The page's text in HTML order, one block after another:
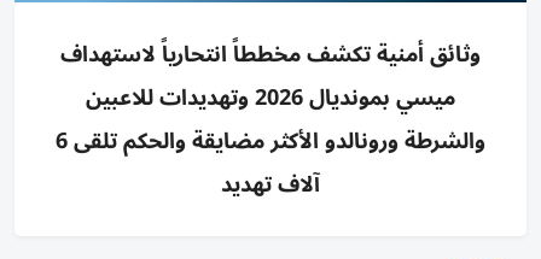
وثائق أمنية تكشف مخططاً انتحارياً لاستهداف
ميسي بمونديال 2026 وتهديدات للاعبين
والشرطة ورونالدو الأكثر مضايقة والحكم تلقى 6
آلاف تهديد